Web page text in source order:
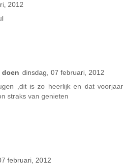
2012
doen dinsdag, 07 februari, 2012
,dit is zo heerlijk en dat voorjaar
straks van genieten
februari, 2012